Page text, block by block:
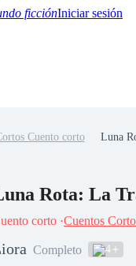
ficciónIniciar sesión
Cuento corto Luna
Rota: La
corto ·Cuentos
Completo 4